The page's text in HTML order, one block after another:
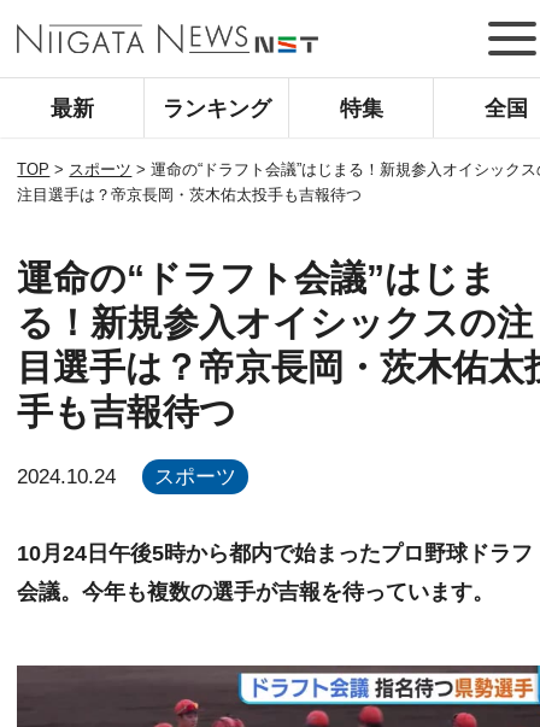
最新 ランキング 特集 全国
TOP > スポーツ >運命の“ドラフト会議”はじまる！新規参入オイシックス
注目選手は？帝京長岡・茨木佑太投手も吉報待つ
運命の“ドラフト会議”はじま
る！新規参入オイシックスの注
目選手は？帝京長岡・茨木佑太
手も吉報待つ
2024.10.24 スポーツ
10月24日午後5時から都内で始まったプロ野球ドラフ
会議。今年も複数の選手が吉報を待っています。